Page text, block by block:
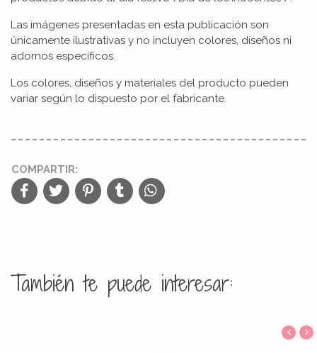
Las imágenes presentadas en esta publicación son
únicamente ilustrativas y no incluyen colores, diseños ni
adornos específicos.
Los colores, diseños y materiales del producto pueden
variar según lo dispuesto por el fabricante.
COMPARTIR:
También te puede interesar:
‹ ›